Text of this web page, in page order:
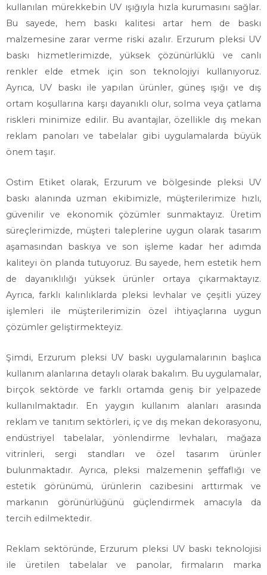
kullanılan mürekkebin UV ışığıyla hızla kurumasını sağlar.
Bu sayede, hem baskı kalitesi artar hem de baskı
malzemesine zarar verme riski azalır. Erzurum pleksi UV
baskı hizmetlerimizde, yüksek çözünürlüklü ve canlı
renkler elde etmek için son teknolojiyi kullanıyoruz.
Ayrıca, UV baskı ile yapılan ürünler, güneş ışığı ve dış
ortam koşullarına karşı dayanıklı olur, solma veya çatlama
riskleri minimize edilir. Bu avantajlar, özellikle dış mekan
reklam panoları ve tabelalar gibi uygulamalarda büyük
önem taşır.
Ostim Etiket olarak, Erzurum ve bölgesinde pleksi UV
baskı alanında uzman ekibimizle, müşterilerimize hızlı,
güvenilir ve ekonomik çözümler sunmaktayız. Üretim
süreçlerimizde, müşteri taleplerine uygun olarak tasarım
aşamasından baskıya ve son işleme kadar her adımda
kaliteyi ön planda tutuyoruz. Bu sayede, hem estetik hem
de dayanıklılığı yüksek ürünler ortaya çıkarmaktayız.
Ayrıca, farklı kalınlıklarda pleksi levhalar ve çeşitli yüzey
işlemleri ile müşterilerimizin özel ihtiyaçlarına uygun
çözümler geliştirmekteyiz.
Şimdi, Erzurum pleksi UV baskı uygulamalarının başlıca
kullanım alanlarına detaylı olarak bakalım. Bu uygulamalar,
birçok sektörde ve farklı ortamda geniş bir yelpazede
kullanılmaktadır. En yaygın kullanım alanları arasında
reklam ve tanıtım sektörleri, iç ve dış mekan dekorasyonu,
endüstriyel tabelalar, yönlendirme levhaları, mağaza
vitrinleri, sergi standları ve özel tasarım ürünler
bulunmaktadır. Ayrıca, pleksi malzemenin şeffaflığı ve
estetik görünümü, ürünlerin cazibesini arttırmak ve
markanın görünürlüğünü güçlendirmek amacıyla da
tercih edilmektedir.
Reklam sektöründe, Erzurum pleksi UV baskı teknolojisi
ile üretilen tabelalar ve panolar, firmaların marka